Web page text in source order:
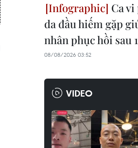
Ca
da đầu hiếm gặp
nhân phục hồi sau
08/08/2026 03:52
VIDEO